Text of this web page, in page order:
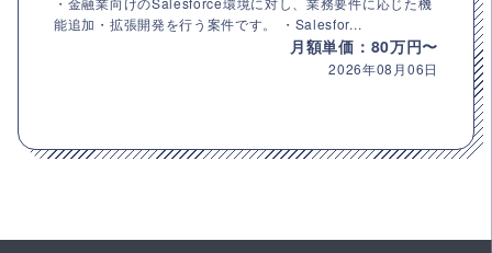
能追加・拡張開発を行う案件です。 ・Salesfor...
月額単価：80万円〜
2026年08月06日